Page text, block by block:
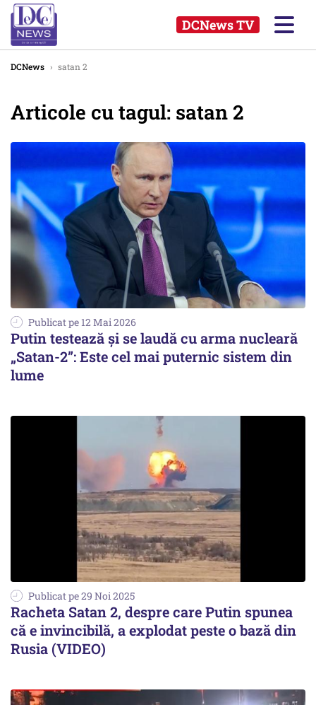
DCNews TV
DCNews › satan 2
Articole cu tagul: satan 2
Publicat pe 12 Mai 2026
Putin testează și se laudă cu arma nucleară
„Satan-2”: Este cel mai puternic sistem din
lume
Publicat pe 29 Noi 2025
Racheta Satan 2, despre care Putin spunea
că e invincibilă, a explodat peste o bază din
Rusia (VIDEO)